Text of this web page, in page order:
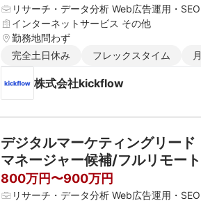
リサーチ・データ分析 Web広告運用・
インターネットサービス その他
勤務地問わず
完全土日休み
フレックスタイム
株式会社kickflow
デジタルマーケティングリー
マネージャー候補/フルリモート
800万円〜900万円
リサーチ・データ分析 Web広告運用・